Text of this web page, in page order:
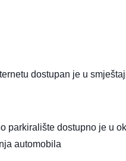
dostupan je u
parkiralište dostupno je u
automobila